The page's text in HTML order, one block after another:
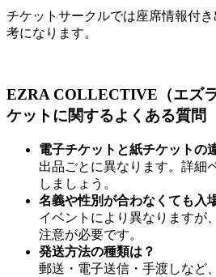
チケットサークルでは座席情報付
考になります。
EZRA COLLECTIVE（エズ
ケットに関するよくある質問
電子チケットと紙チケットの
出品ごとに異なります。詳細
しましょう。
名義や性別が合わなくても入
イベントにより異なりますが
注意が必要です。
発送方法の種類は？
郵送・電子送信・手渡しなど